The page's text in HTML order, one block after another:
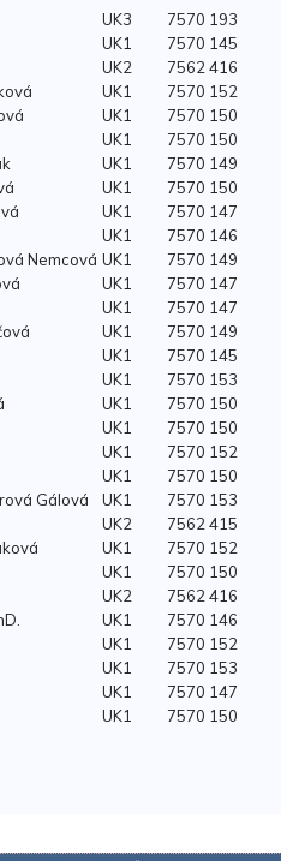
UK3 7570 193
UK1 7570 145
UK2 7562 416
UK1 7570 152
UK1 7570 150
UK1 7570 150
UK1 7570 149
UK1 7570 150
UK1 7570 147
UK1 7570 146
Nemcová UK1 7570 149
UK1 7570 147
UK1 7570 147
UK1 7570 149
UK1 7570 145
UK1 7570 153
UK1 7570 150
UK1 7570 150
UK1 7570 152
UK1 7570 150
Gálová
UK1 7570 153
UK2 7562 415
UK1 7570 152
UK1 7570 150
UK2 7562 416
UK1 7570 146
UK1 7570 152
UK1 7570 153
UK1 7570 147
UK1 7570 150